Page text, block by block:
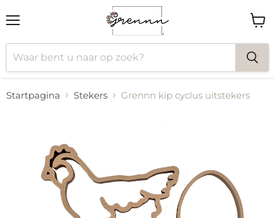
Startpagina Stekers Grennn kip cyclus uitstekers